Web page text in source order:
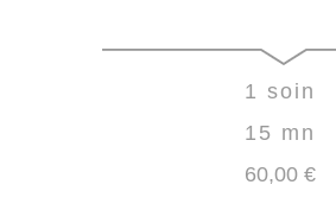
1 soin
15 mn
60,00 €